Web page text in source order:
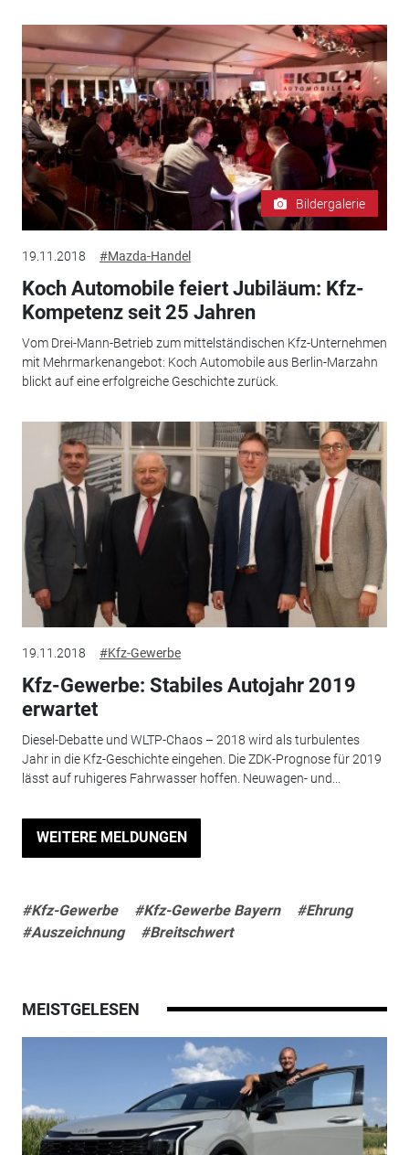
Bildergalerie
19.11.2018 #Mazda-Handel
Koch Automobile feiert Jubiläum: Kfz-
Kompetenz seit 25 Jahren
Vom Drei-Mann-Betrieb zum mittelständischen Kfz-Unternehmen
mit Mehrmarkenangebot: Koch Automobile aus Berlin-Marzahn
blickt auf eine erfolgreiche Geschichte zurück.
19.11.2018 #Kfz-Gewerbe
Kfz-Gewerbe: Stabiles Autojahr 2019
erwartet
Diesel-Debatte und WLTP-Chaos – 2018 wird als turbulentes
Jahr in die Kfz-Geschichte eingehen. Die ZDK-Prognose für 2019
lässt auf ruhigeres Fahrwasser hoffen. Neuwagen- und...
WEITERE MELDUNGEN
#Kfz-Gewerbe #Kfz-Gewerbe Bayern
#Ehrung
#Auszeichnung
#Breitschwert
MEISTGELESEN